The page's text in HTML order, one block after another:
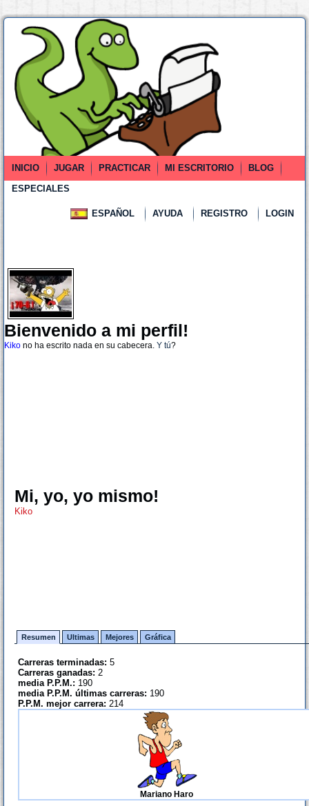
INICIO JUGAR PRACTICAR MI ESCRITORIO
BLOG
ESPECIALES
ESPAÑOL AYUDA REGISTRO LOGIN
Bienvenido a mi perfil!
Kiko no ha escrito nada en su cabecera. Y tú?
Mi, yo, yo mismo!
Kiko
Resumen Ultimas Mejores Gráfica
Carreras terminadas: 5
Carreras ganadas: 2
media P.P.M.: 190
media P.P.M. últimas carreras: 190
P.P.M. mejor carrera: 214
Mariano Haro